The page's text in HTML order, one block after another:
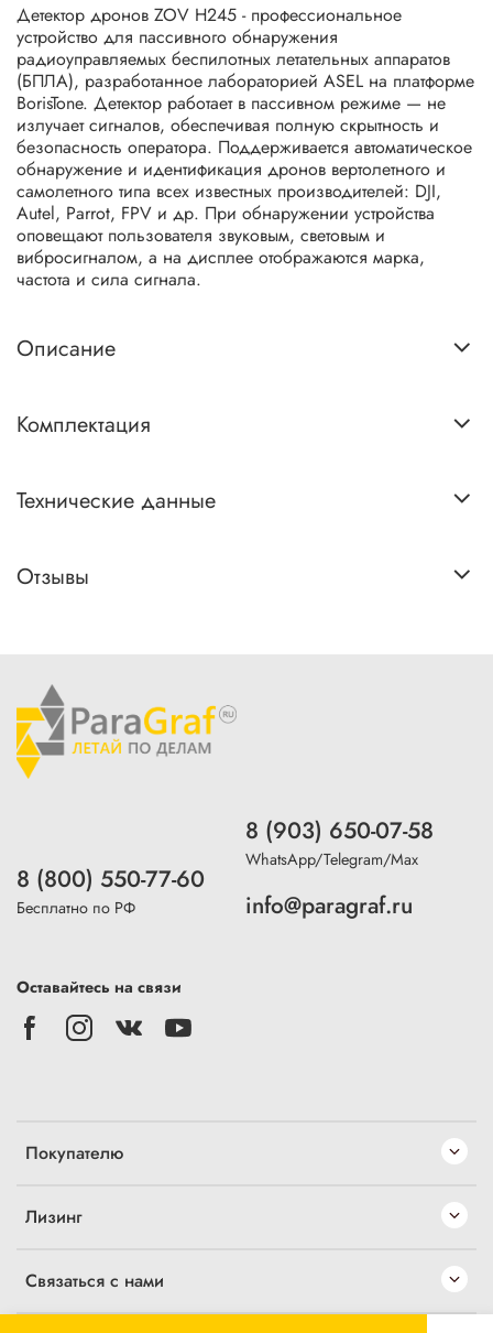
Детектор дронов ZOV H245 - профессиональное
устройство для пассивного обнаружения
радиоуправляемых беспилотных летательных аппаратов
(БПЛА), разработанное лабораторией ASEL на платформе
BorisTone. Детектор работает в пассивном режиме — не
излучает сигналов, обеспечивая полную скрытность и
безопасность оператора. Поддерживается автоматическое
обнаружение и идентификация дронов вертолетного и
самолетного типа всех известных производителей: DJI,
Autel, Parrot, FPV и др. При обнаружении устройства
оповещают пользователя звуковым, световым и
вибросигналом, а на дисплее отображаются марка,
частота и сила сигнала.
Описание
Комплектация
Технические данные
Отзывы
Покупателю
Лизинг
Связаться с нами
8 (800) 550-77-60
Бесплатно по РФ
8 (903) 650-07-58
WhatsApp/Telegram/Max
info@paragraf.ru
Оставайтесь на связи